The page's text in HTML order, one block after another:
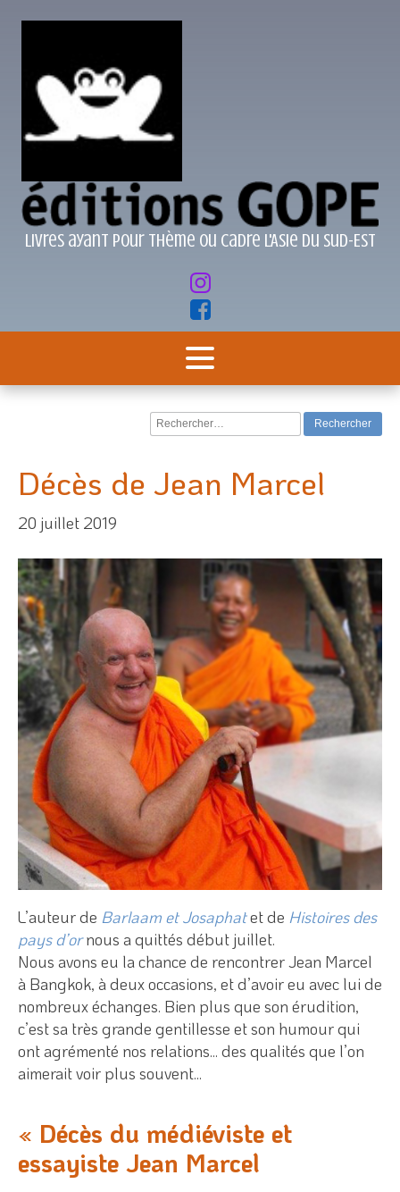
Livres ayant pour thème ou cadre l'Asie du Sud-Est
Rechercher :
Décès de Jean Marcel
20 juillet 2019
L’auteur de Barlaam et Josaphatet de Histoires des
pays d’ornous a quittés début juillet.
Nous avons eu la chance de rencontrer Jean Marcel
à Bangkok, à deux occasions, et d’avoir eu avec lui de
nombreux échanges. Bien plus que son érudition,
c’est sa très grande gentillesse et son humour qui
ont agrémenté nos relations... des qualités que l’on
aimerait voir plus souvent...
« Décès du médiéviste et
essayiste Jean Marcel